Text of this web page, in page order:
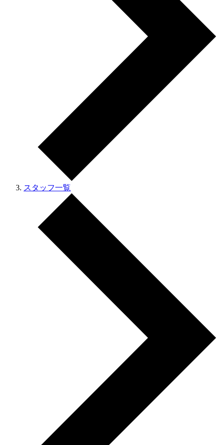
スタッフ一覧